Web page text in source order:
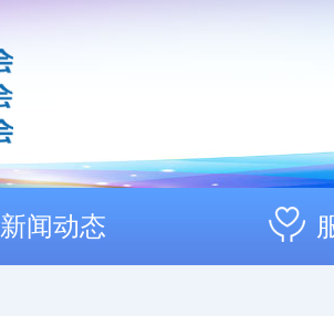
新闻动态